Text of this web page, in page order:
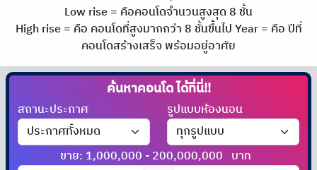
Low rise = คือคอนโดจำนวนสูงสุด 8 ชั้น
High rise = คือ คอนโดที่สูงมากกว่า 8 ชั้นขึ้นไปYear = คือ ปีที่
คอนโดสร้างเสร็จ พร้อมอยู่อาศัย
ค้นหาคอนโด
สถานะประกาศ รูปแบบห้องนอน
ขาย: 1,000,000 - 200,000,000 บาท